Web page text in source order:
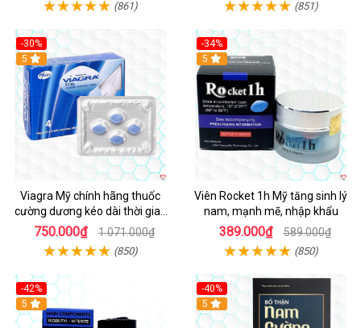
(861) (851)
-30%
5
Viagra Mỹ chính hãng thuốc
cường dương kéo dài thời gian
cho Nam nhập khẩu chính ngạch
750.000₫ 1.071.000₫
(850)
-34%
5
Viên Rocket 1h Mỹ tăng sinh lý
nam, mạnh mẽ, nhập khẩu
389.000₫ 589.000₫
(850)
-42%
5
-40%
5